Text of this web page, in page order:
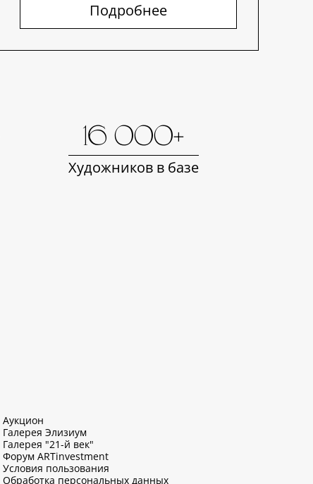
Подробнее
16 000+
Художников в базе
Аукцион
Галерея Элизиум
Галерея "21-й век"
Форум ARTinvestment
Условия пользования
Обработка персональных данных